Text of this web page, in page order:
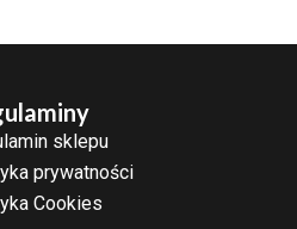
sklepu
prywatności
Cookies